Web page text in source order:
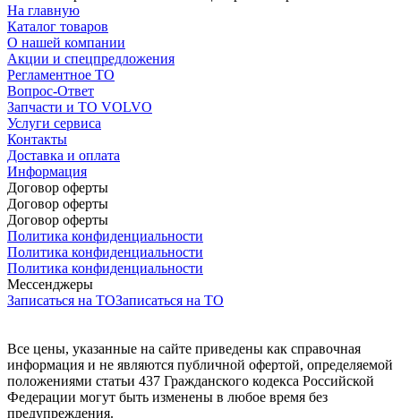
На главную
Каталог товаров
О нашей компании
Акции и спецпредложения
Регламентное ТО
Вопрос-Ответ
Запчасти и ТО VOLVO
Услуги сервиса
Контакты
Доставка и оплата
Информация
Договор оферты
Договор оферты
Договор оферты
Политика конфиденциальности
Политика конфиденциальности
Политика конфиденциальности
Мессенджеры
Записаться на ТОЗаписаться на ТО
Все цены, указанные на сайте приведены как справочная
информация и не являются публичной офертой, определяемой
положениями статьи 437 Гражданского кодекса Российской
Федерации могут быть изменены в любое время без
предупреждения.